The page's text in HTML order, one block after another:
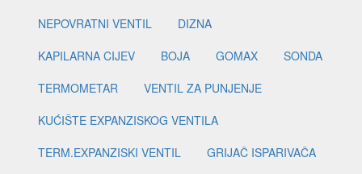
NEPOVRATNI VENTIL
DIZNA
KAPILARNA CIJEV
BOJA GOMAX
SONDA
TERMOMETAR
VENTIL ZA PUNJENJE
KUĆIŠTE EXPANZISKOG VENTILA
TERM.EXPANZISKI VENTIL
GRIJAČ ISPARIVAČA